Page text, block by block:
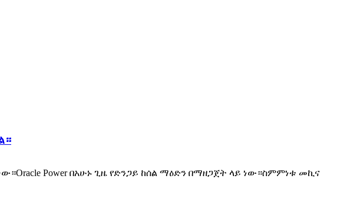
Power በአሁኑ ጊዜ የድንጋይ ከሰል ማዕድን በማዘጋጀት ላይ ነው።ስምምነቱ መኪና